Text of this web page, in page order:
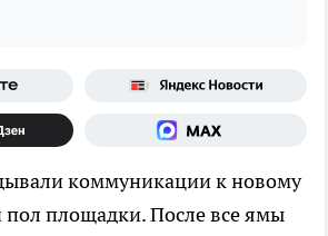
коммуникации к новому
пол площадки. После все ямы